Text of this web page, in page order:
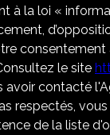
à la loi «
le site
avoir contacté
respectés,
de la liste